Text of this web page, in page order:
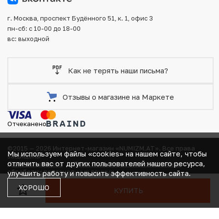
В КОРЗИНЕ
КУПИТЬ
г. Москва, проспект Будённого 51, к. 1, офис 3
пн-сб: с 10-00 до 18-00
вс: выходной
©2015 — 2026 Интернет-магазин «NUMIZM.AT». Все права
защищены
Договор-оферта
Политика компании в отношении
обработки персональных данных
Согласие на получение рекламно-информационных
материалов
Как не терять наши письма?
Отзывы о магазине на Маркете
Отчеканено
Мы используем файлы «cookies» на нашем сайте, чтобы
отличить вас от других пользователей нашего ресурса,
улучшить работу и повысить эффективность сайта.
ХОРОШО